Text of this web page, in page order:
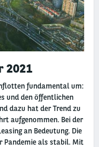
2021
fundamental um:
und den öffentlichen
dazu hat der Trend zu
aufgenommen. Bei der
an Bedeutung. Die
Pandemie als stabil. Mit